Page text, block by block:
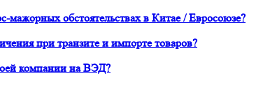
мажорных обстоятельствах в Китае / Евросоюзе?
при транзите и импорте товаров?
компании на ВЭД?